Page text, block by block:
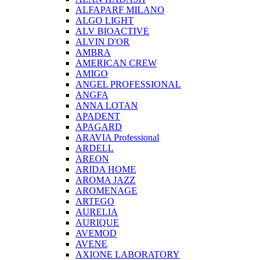
ALFAPARF MILANO
ALGO LIGHT
ALV BIOACTIVE
ALVIN D'OR
AMBRA
AMERICAN CREW
AMIGO
ANGEL PROFESSIONAL
ANGFA
ANNA LOTAN
APADENT
APAGARD
ARAVIA Professional
ARDELL
AREON
ARIDA HOME
AROMA JAZZ
AROMENAGE
ARTEGO
AURELIA
AURIQUE
AVEMOD
AVENE
AXIONE LABORATORY